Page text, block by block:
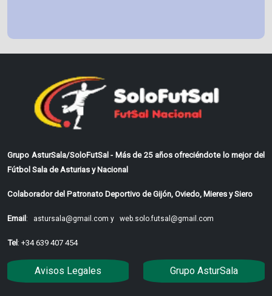
Grupo AsturSala/SoloFutSal - Más de 25 años ofreciéndote lo mejor del
Fútbol Sala de Asturias y Nacional
Colaborador del Patronato Deportivo de Gijón, Oviedo, Mieres y Siero
Email: astursala@gmail.com y web.solo.futsal@gmail.com
Tel: +34 639 407 454
Avisos Legales Grupo AsturSala